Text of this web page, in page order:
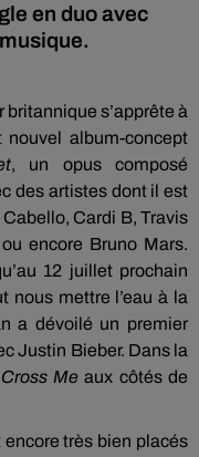
en duo avec
s’apprête à
album-concept
, un opus composé
des artistes dont il est
Cardi B, Travis
encore Bruno Mars.
12 juillet prochain
nous mettre l’eau à la
a dévoilé un premier
Justin Bieber. Dans la
Cross Me aux côtés de
encore très bien placés